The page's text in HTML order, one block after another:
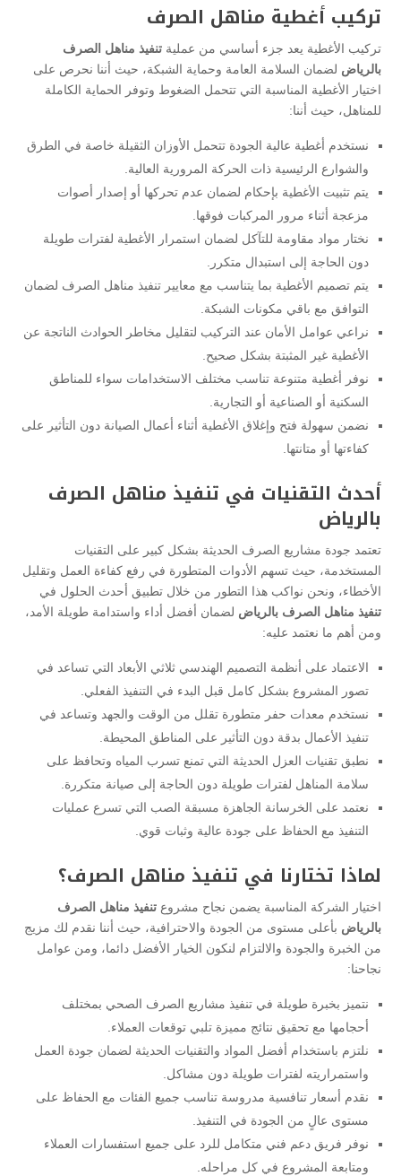
تركيب أغطية مناهل الصرف
تركيب الأغطية يعد جزء أساسي من عملية تنفيذ مناهل الصرف
بالرياض لضمان السلامة العامة وحماية الشبكة، حيث أننا نحرص على
اختيار الأغطية المناسبة التي تتحمل الضغوط وتوفر الحماية الكاملة
للمناهل، حيث أننا:
نستخدم أغطية عالية الجودة تتحمل الأوزان الثقيلة خاصة في الطرق
والشوارع الرئيسية ذات الحركة المرورية العالية.
يتم تثبيت الأغطية بإحكام لضمان عدم تحركها أو إصدار أصوات
مزعجة أثناء مرور المركبات فوقها.
نختار مواد مقاومة للتآكل لضمان استمرار الأغطية لفترات طويلة
دون الحاجة إلى استبدال متكرر.
يتم تصميم الأغطية بما يتناسب مع معايير تنفيذ مناهل الصرف لضمان
التوافق مع باقي مكونات الشبكة.
نراعي عوامل الأمان عند التركيب لتقليل مخاطر الحوادث الناتجة عن
الأغطية غير المثبتة بشكل صحيح.
نوفر أغطية متنوعة تناسب مختلف الاستخدامات سواء للمناطق
السكنية أو الصناعية أو التجارية.
نضمن سهولة فتح وإغلاق الأغطية أثناء أعمال الصيانة دون التأثير على
كفاءتها أو متانتها.
أحدث التقنيات في تنفيذ مناهل الصرف
بالرياض
تعتمد جودة مشاريع الصرف الحديثة بشكل كبير على التقنيات
المستخدمة، حيث تسهم الأدوات المتطورة في رفع كفاءة العمل وتقليل
الأخطاء، ونحن نواكب هذا التطور من خلال تطبيق أحدث الحلول في
تنفيذ مناهل الصرف بالرياض لضمان أفضل أداء واستدامة طويلة الأمد،
ومن أهم ما نعتمد عليه:
الاعتماد على أنظمة التصميم الهندسي ثلاثي الأبعاد التي تساعد في
تصور المشروع بشكل كامل قبل البدء في التنفيذ الفعلي.
نستخدم معدات حفر متطورة تقلل من الوقت والجهد وتساعد في
تنفيذ الأعمال بدقة دون التأثير على المناطق المحيطة.
نطبق تقنيات العزل الحديثة التي تمنع تسرب المياه وتحافظ على
سلامة المناهل لفترات طويلة دون الحاجة إلى صيانة متكررة.
نعتمد على الخرسانة الجاهزة مسبقة الصب التي تسرع عمليات
التنفيذ مع الحفاظ على جودة عالية وثبات قوي.
لماذا تختارنا في تنفيذ مناهل الصرف؟
اختيار الشركة المناسبة يضمن نجاح مشروع تنفيذ مناهل الصرف
بالرياض بأعلى مستوى من الجودة والاحترافية، حيث أننا نقدم لك مزيج
من الخبرة والجودة والالتزام لنكون الخيار الأفضل دائما، ومن عوامل
نجاحنا:
نتميز بخبرة طويلة في تنفيذ مشاريع الصرف الصحي بمختلف
أحجامها مع تحقيق نتائج مميزة تلبي توقعات العملاء.
نلتزم باستخدام أفضل المواد والتقنيات الحديثة لضمان جودة العمل
واستمراريته لفترات طويلة دون مشاكل.
نقدم أسعار تنافسية مدروسة تناسب جميع الفئات مع الحفاظ على
مستوى عالٍ من الجودة في التنفيذ.
نوفر فريق دعم فني متكامل للرد على جميع استفسارات العملاء
ومتابعة المشروع في كل مراحله.